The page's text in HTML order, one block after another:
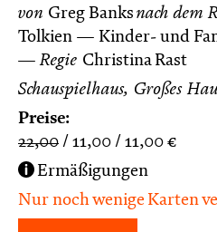
von Greg Banks nach dem
Tolkien
Kinder- und
Regie Christina Rast
Schauspielhaus, Großes
Preise:
22,00
11,00 11,00 €
Ermäßigungen
Nur noch wenige Karten